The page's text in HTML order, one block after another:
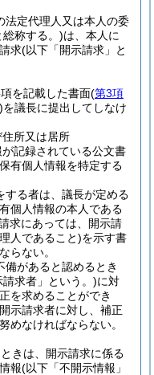
法定代理人又は本人の委
称する。)は、本人に
求(以下「開示請求」と
を記載した書面(第3項
を議長に提出してしなけ
所又は居所
記録されている公文書
有個人情報を特定する
する者は、議長が定める
個人情報の本人である
求にあっては、開示請
人であること)を示す書
らない。
があると認めるとき
求者」という。)に対
を求めることができ
示請求者に対し、補正
めなければならない。
きは、開示請求に係る
報(以下「不開示情報」